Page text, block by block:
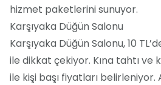
hizmet paketlerini sunuyor.
Karşıyaka Düğün Salonu
Karşıyaka Düğün Salonu, 10
ile dikkat çekiyor. Kına tahtı ve
ile kişi başı fiyatları belirleniyor.